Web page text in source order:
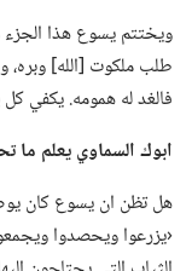
ويختتم يسوع هذا الجزء
طلب ملكوت [الله] وبره،‏
فالغد له همومه.‏ يكفي
ابوك السماوي يعلم ما
هل تظن ان يسوع كان
‹يزرعوا ويحصدوا